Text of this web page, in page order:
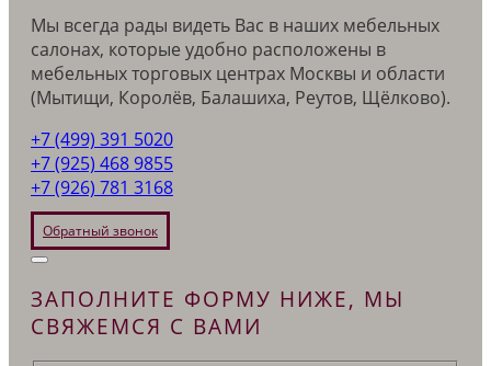
Мы всегда рады видеть Вас в наших мебельных
салонах, которые удобно расположены в
мебельных торговых центрах Москвы и области
(Мытищи, Королёв, Балашиха, Реутов, Щёлково).
+7 (499) 391 5020
+7 (925) 468 9855
+7 (926) 781 3168
Обратный звонок
ЗАПОЛНИТЕ ФОРМУ НИЖЕ, МЫ
СВЯЖЕМСЯ С ВАМИ